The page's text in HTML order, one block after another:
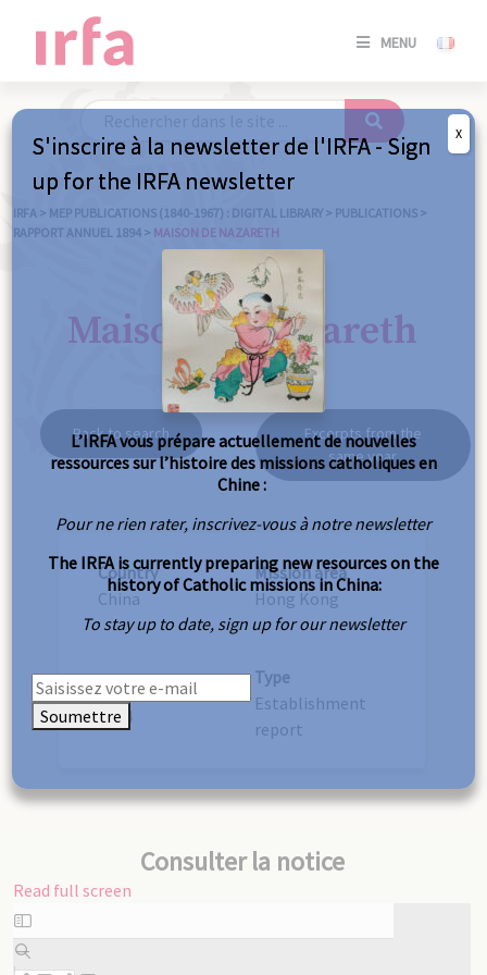
MENU
SE
/
IRFA > MEP PUBLICATIONS (1840-1967) : DIGITAL LIBRARY > PUBLICATIONS >
RAPPORT ANNUEL 1894 > MAISON DE NAZARETH
Maison de Nazareth
Back to search
Excerpts from the
same year
Country
China
Mission area
Hong Kong
Year
1894
Type
Establishment
report
Consulter la notice
Read full screen
Skip
to
PDF
S'inscrire à la newsletter de l'IRFA - Sign
up for the IRFA newsletter
L’IRFA vous prépare actuellement de nouvelles
ressources sur l’histoire des missions catholiques en
Chine :
Pour ne rien rater, inscrivez-vous à notre newsletter
The IRFA is currently preparing new resources on the
history of Catholic missions in China:
To stay up to date, sign up for our newsletter
Soumettre
X